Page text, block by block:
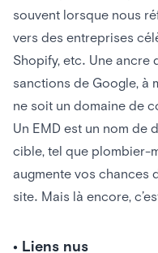
souvent lorsque nous
vers des entreprises
Shopify, etc. Une ancre
sanctions de Google, à
ne soit un domaine de
Un EMD est un nom de
cible, tel que plombier-
augmente vos chances
site. Mais là encore,
• Liens nus